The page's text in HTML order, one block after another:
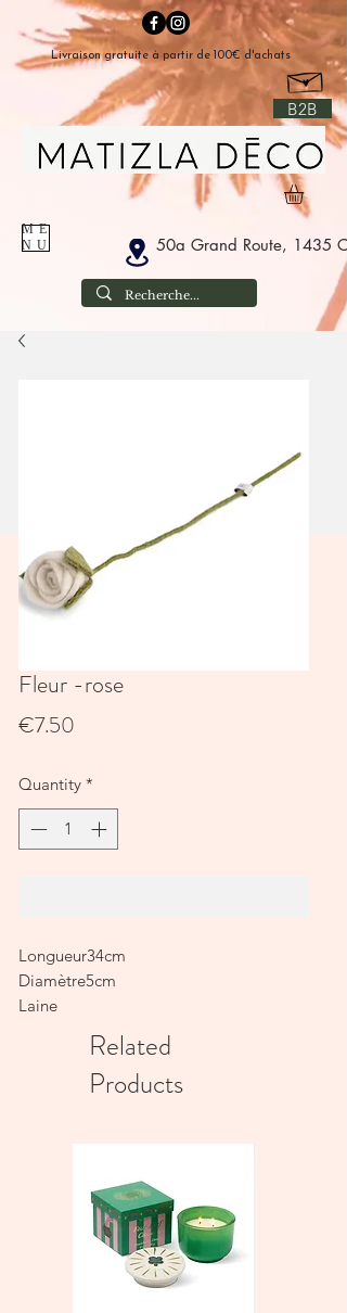
B2B
50a Grand Route, 1435
ME
NU
Livraison gratuite à partir de 100€ d'achats
Fleur -rose
€7.50
Quantity *
Longueur34cm
Diamètre5cm
Laine
Related
Products